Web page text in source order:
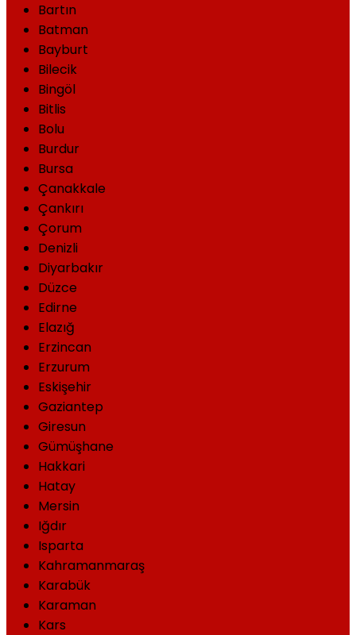
Bartın
Batman
Bayburt
Bilecik
Bingöl
Bitlis
Bolu
Burdur
Bursa
Çanakkale
Çankırı
Çorum
Denizli
Diyarbakır
Düzce
Edirne
Elazığ
Erzincan
Erzurum
Eskişehir
Gaziantep
Giresun
Gümüşhane
Hakkari
Hatay
Mersin
Iğdır
Isparta
Kahramanmaraş
Karabük
Karaman
Kars